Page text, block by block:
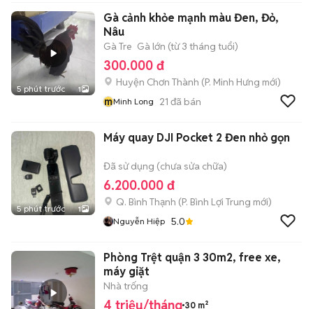
5 phút trước 1
Gà cảnh khỏe mạnh màu Đen, Đỏ,
Nâu
Gà Tre Gà lớn (từ 3 tháng tuổi)
300.000 đ
Huyện Chơn Thành (P. Minh Hưng mới)
mMinh Long 21 đã bán
5 phút trước 1
Máy quay DJI Pocket 2 Đen nhỏ gọn
Đã sử dụng (chưa sửa chữa)
6.200.000 đ
Q. Bình Thạnh (P. Bình Lợi Trung mới)
Nguyễn Hiệp 5.0
Phòng Trệt quận 3 30m2, free xe,
máy giặt
Nhà trống
4 triệu/tháng 30 m²